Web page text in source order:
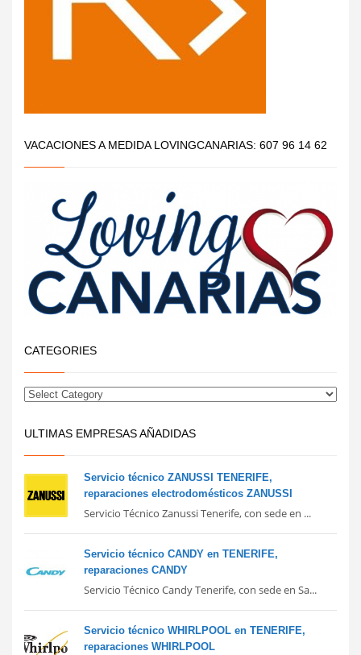
VACACIONES A MEDIDA LOVINGCANARIAS: 607 96 14 62
CATEGORIES
ULTIMAS EMPRESAS AÑADIDAS
Servicio técnico ZANUSSI TENERIFE,
reparaciones electrodomésticos ZANUSSI
Servicio Técnico Zanussi Tenerife, con sede en ...
Servicio técnico CANDY en TENERIFE,
reparaciones CANDY
Servicio Técnico Candy Tenerife, con sede en Sa...
Servicio técnico WHIRLPOOL en TENERIFE,
reparaciones WHIRLPOOL